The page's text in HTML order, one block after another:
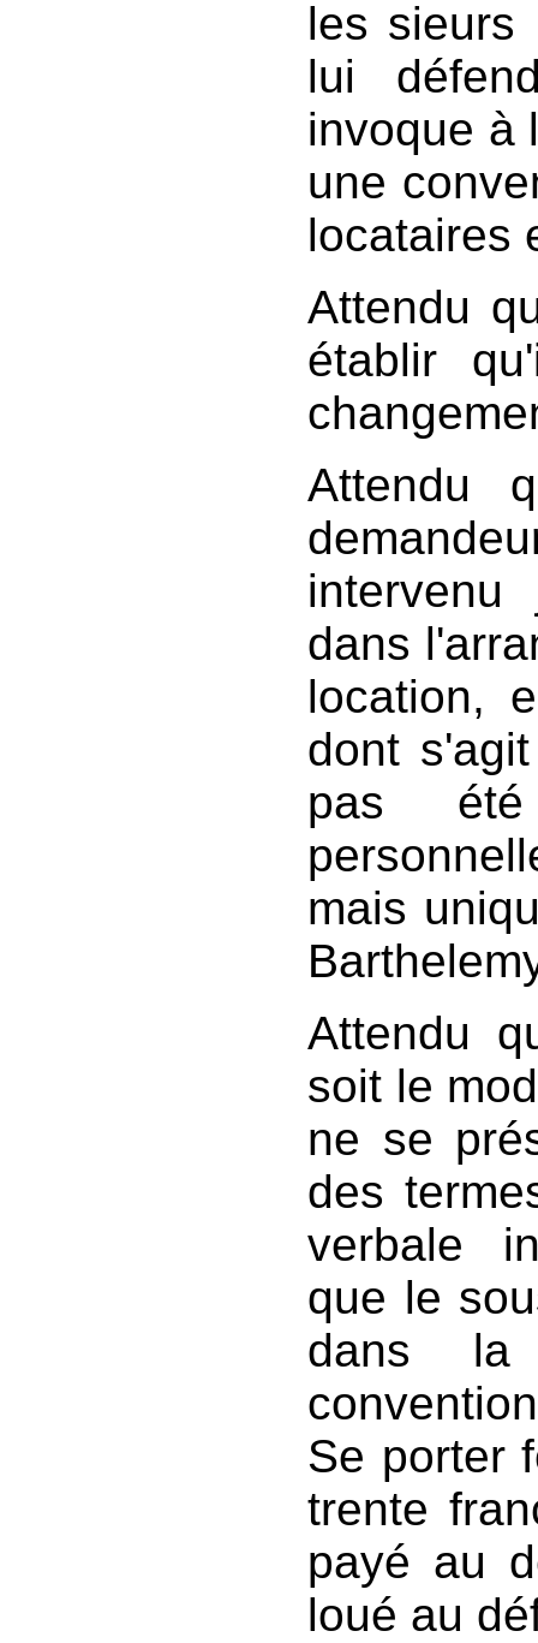
les sieurs
lui
invoque à
une
locataires
Attendu
établir
Attendu
dans
location,
dont
pas
mais
Attendu
soit le
ne se
des
verbale
que le
dans la
Se porter
trente
payé au
loué au